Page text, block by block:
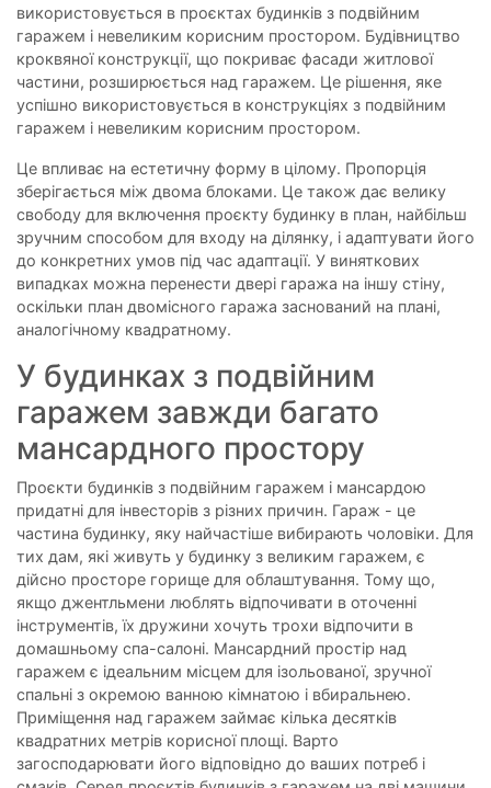
використовується в проєктах будинків з подвійним
гаражем і невеликим корисним простором. Будівництво
кроквяної конструкції, що покриває фасади житлової
частини, розширюється над гаражем. Це рішення, яке
успішно використовується в конструкціях з подвійним
гаражем і невеликим корисним простором.
Це впливає на естетичну форму в цілому. Пропорція
зберігається між двома блоками. Це також дає велику
свободу для включення проєкту будинку в план, найбільш
зручним способом для входу на ділянку, і адаптувати його
до конкретних умов під час адаптації. У виняткових
випадках можна перенести двері гаража на іншу стіну,
оскільки план двомісного гаража заснований на плані,
аналогічному квадратному.
У будинках з подвійним
гаражем завжди багато
мансардного простору
Проєкти будинків з подвійним гаражем і мансардою
придатні для інвесторів з різних причин. Гараж - це
частина будинку, яку найчастіше вибирають чоловіки. Для
тих дам, які живуть у будинку з великим гаражем, є
дійсно просторе горище для облаштування. Тому що,
якщо джентльмени люблять відпочивати в оточенні
інструментів, їх дружини хочуть трохи відпочити в
домашньому спа-салоні. Мансардний простір над
гаражем є ідеальним місцем для ізольованої, зручної
спальні з окремою ванною кімнатою і вбиральнею.
Приміщення над гаражем займає кілька десятків
квадратних метрів корисної площі. Варто
загосподарювати його відповідно до ваших потреб і